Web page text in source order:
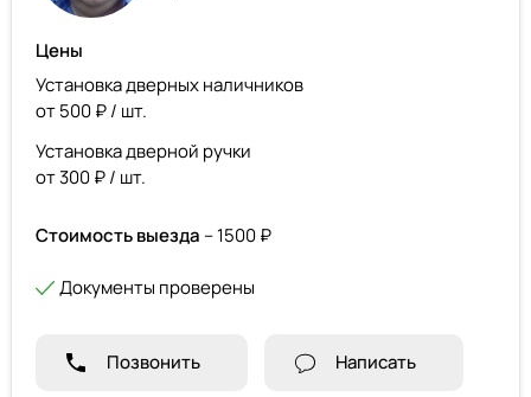
Цены
Установка дверных наличников
от 500 ₽ / шт.
Установка дверной ручки
от 300 ₽ / шт.
Стоимость выезда – 1500 ₽
Документы проверены
Позвонить Написать